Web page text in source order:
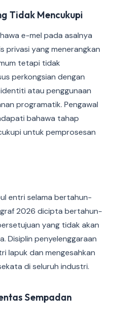
Tidak Mencukupi
e-mel pada asalnya
privasi yang menerangkan
tetapi tidak
perkongsian dengan
atau penggunaan
programatik. Pengawal
bahawa tahap
untuk pemprosesan
entri selama bertahun-
2026 dicipta bertahun-
yang tidak akan
Disiplin penyelenggaraan
lapuk dan mengesahkan
di seluruh industri.
Sempadan